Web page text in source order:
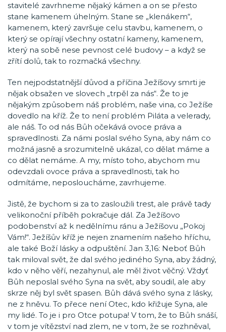
stavitelé zavrhneme nějaký kámen a on se přesto
stane kamenem úhelným. Stane se „klenákem“,
kamenem, který završuje celu stavbu, kamenem, o
který se opírají všechny ostatní kameny, kamenem,
který na sobě nese pevnost celé budovy – a když se
zřítí dolů, tak to rozmačká všechny.
Ten nejpodstatnější důvod a příčina Ježíšovy smrti je
nějak obsažen ve slovech „trpěl za nás“. Že to je
nějakým způsobem náš problém, naše vina, co Ježíše
dovedlo na kříž. Že to není problém Piláta a velerady,
ale náš. To od nás Bůh očekává ovoce práva a
spravedlnosti. Za námi poslal svého Syna, aby nám co
možná jasně a srozumitelně ukázal, co dělat máme a
co dělat nemáme. A my, místo toho, abychom mu
odevzdali ovoce práva a spravedlnosti, tak ho
odmítáme, neposloucháme, zavrhujeme.
Jistě, že bychom si za to zasloužili trest, ale právě tady
velikonoční příběh pokračuje dál. Za Ježíšovo
podobenství až k nedělnímu ránu a Ježíšovu „Pokoj
Vám!“. Ježíšův kříž je nejen znamením našeho hříchu,
ale také Boží lásky a odpuštění. Jan 3,16: Neboť Bůh
tak miloval svět, že dal svého jediného Syna, aby žádný,
kdo v něho věří, nezahynul, ale měl život věčný. Vždyť
Bůh neposlal svého Syna na svět, aby soudil, ale aby
skrze něj byl svět spasen. Bůh dává svého syna z lásky,
ne z hněvu. To přece není Otec, kdo křižuje Syna, ale
my lidé. To je i pro Otce potupa! V tom, že to Bůh snáší,
v tom je vítězství nad zlem, ne v tom, že se rozhněval,